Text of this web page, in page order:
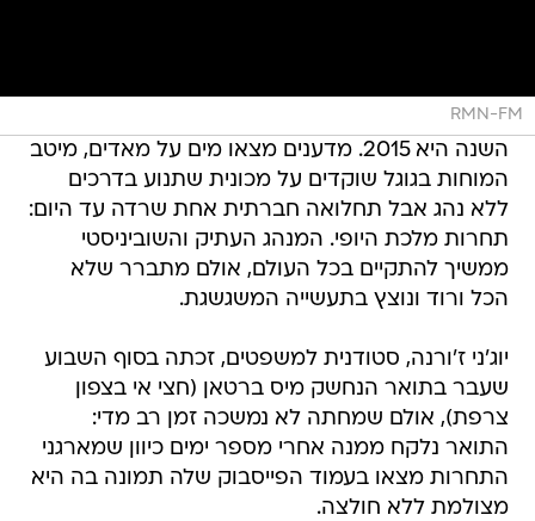
RMN-FM
השנה היא 2015. מדענים מצאו מים על מאדים, מיטב
המוחות בגוגל שוקדים על מכונית שתנוע בדרכים
ללא נהג אבל תחלואה חברתית אחת שרדה עד היום:
תחרות מלכת היופי. המנהג העתיק והשוביניסטי
ממשיך להתקיים בכל העולם, אולם מתברר שלא
הכל ורוד ונוצץ בתעשייה המשגשגת.
יוג'ני ז'ורנה, סטודנית למשפטים, זכתה בסוף השבוע
שעבר בתואר הנחשק מיס ברטאן (חצי אי בצפון
צרפת), אולם שמחתה לא נמשכה זמן רב מדי:
התואר נלקח ממנה אחרי מספר ימים כיוון שמארגני
התחרות מצאו בעמוד הפייסבוק שלה תמונה בה היא
מצולמת ללא חולצה.